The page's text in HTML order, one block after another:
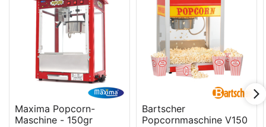
weltweit.
Maxima Popcorn-
Maschine - 150gr
Bartscher
Popcornmaschine V150